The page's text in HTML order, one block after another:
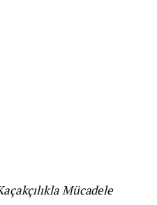
Mücadele